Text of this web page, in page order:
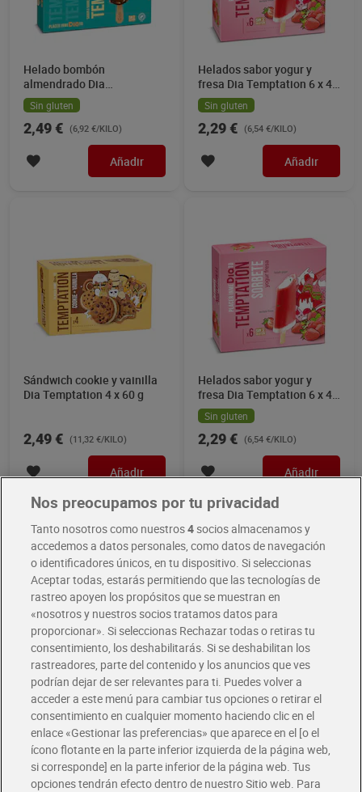
Helado bombón
almendrado Dia
Temptation 4 x 90 g
Sin gluten
2,49 € (6,92 €/KILO)
Añadir
Helados sabor yogur y
fresa Dia Temptation 6 x 43
gSin gluten
2,29 € (6,54 €/KILO)
Añadir
Sándwich cookie y vainilla
Dia Temptation 4 x 60 g
2,49 € (11,32 €/KILO)
Añadir
Helados sabor yogur y
fresa Dia Temptation 6 x 43
gSin gluten
2,29 € (6,54 €/KILO)
Añadir
Helado bombón chocolate
blanco Dia Temptation 4 x
84 gSin gluten
2,39 € (7,11 €/KILO)
Añadir
Barqueta de dulce de leche
Dia Temptation 525 g
2,99 € (5,70 €/KILO)
Añadir
Nos preocupamos por tu privacidad
Tanto nosotros como nuestros4socios almacenamos y
accedemos a datos personales, como datos de navegación
o identificadores únicos, en tu dispositivo. Si seleccionas
Aceptar todas, estarás permitiendo que las tecnologías de
rastreo apoyen los propósitos que se muestran en
«nosotros y nuestros socios tratamos datos para
proporcionar». Si seleccionas Rechazar todas o retiras tu
consentimiento, los deshabilitarás. Si se deshabilitan los
rastreadores, parte del contenido y los anuncios que ves
podrían dejar de ser relevantes para ti. Puedes volver a
acceder a este menú para cambiar tus opciones o retirar el
consentimiento en cualquier momento haciendo clic en el
enlace «Gestionar las preferencias» que aparece en el [o el
ícono flotante en la parte inferior izquierda de la página web,
si corresponde] en la parte inferior de la página web. Tus
opciones tendrán efecto dentro de nuestro Sitio web. Para